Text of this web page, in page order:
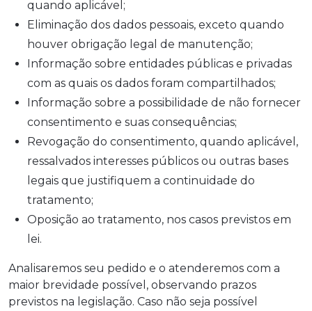
quando aplicável;
Eliminação dos dados pessoais, exceto quando
houver obrigação legal de manutenção;
Informação sobre entidades públicas e privadas
com as quais os dados foram compartilhados;
Informação sobre a possibilidade de não fornecer
consentimento e suas consequências;
Revogação do consentimento, quando aplicável,
ressalvados interesses públicos ou outras bases
legais que justifiquem a continuidade do
tratamento;
Oposição ao tratamento, nos casos previstos em
lei.
Analisaremos seu pedido e o atenderemos com a
maior brevidade possível, observando prazos
previstos na legislação. Caso não seja possível